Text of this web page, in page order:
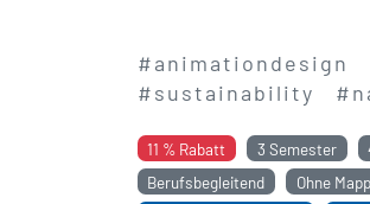
#animationdesign
#sustainability
11 % Rabatt 3 Semester
Berufsbegleitend
Ohne